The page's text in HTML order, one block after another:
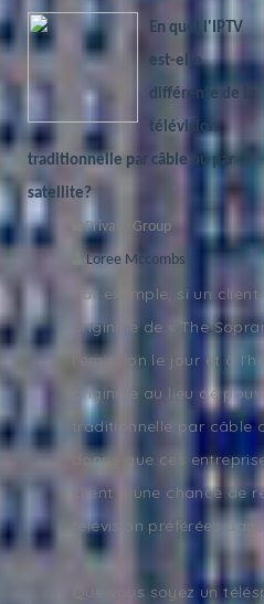
En quoi l'IPTV
est-elle
différente de la
télévision
traditionnelle par câble ou par
satellite?
Private Group
Loree Mccombs
Par exemple, si un
originale de « The
l'émission le jour et à
originale au lieu de
traditionnelle par câble
donné que ces
client a une chance de
télévision préférées
Que vous soyez un